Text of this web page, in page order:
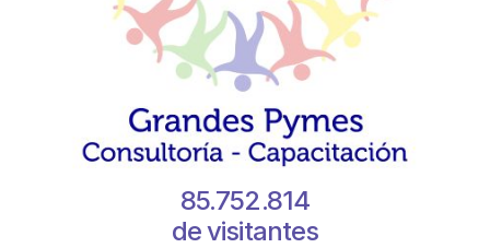
85.752.814
de visitantes